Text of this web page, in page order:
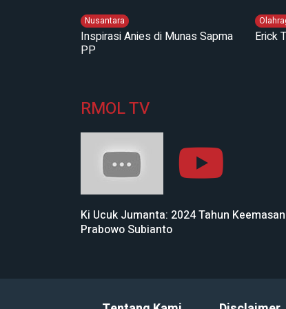
Nusantara
Inspirasi Anies di Munas Sapma
PP
Erick
RMOL TV
Ki Ucuk Jumanta: 2024 Tahun Keemasan
Prabowo Subianto